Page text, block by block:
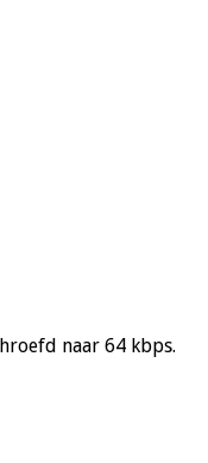
naar 64 kbps.